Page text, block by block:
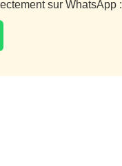
sur WhatsApp :